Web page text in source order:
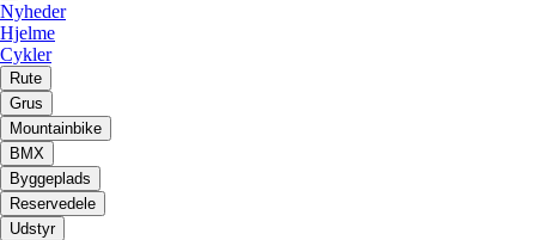
Nyheder
Hjelme
Cykler
Rute
Grus
Mountainbike
BMX
Byggeplads
Reservedele
Udstyr